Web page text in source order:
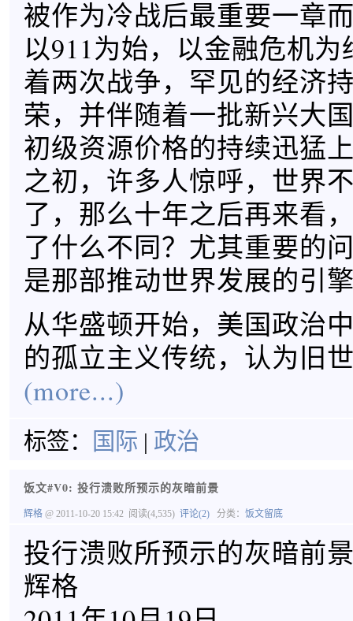
被作为冷战后最重要一章
以911为始，以金融危机
着两次战争，罕见的经济
荣，并伴随着一批新兴大
初级资源价格的持续迅猛
之初，许多人惊呼，世界
了，那么十年之后再来看
了什么不同？尤其重要的
是那部推动世界发展的引
从华盛顿开始，美国政治
的孤立主义传统，认为旧
(more...)
标签： 国际 | 政治
饭文#V0: 投行溃败所预示的灰暗前景
辉格 @ 2011-10-20 15:42 阅读(4,535) 评论(2) 分类： 饭文留底
投行溃败所预示的灰暗前
辉格